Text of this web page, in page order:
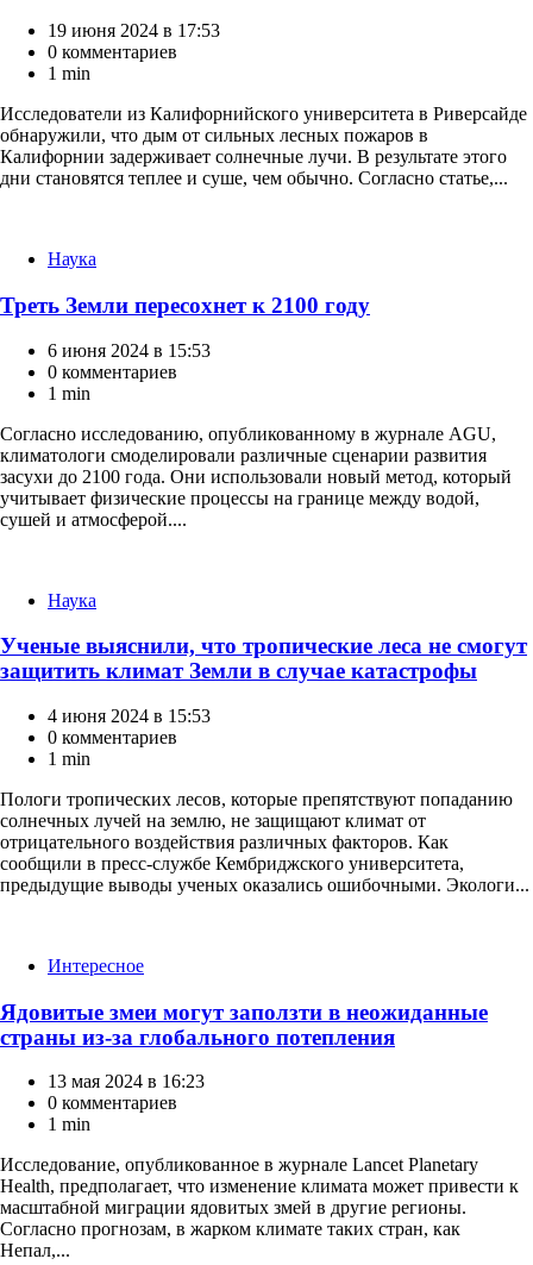
19 июня 2024 в 17:53
0 комментариев
1 min
Исследователи из Калифорнийского университета в Риверсайде
обнаружили, что дым от сильных лесных пожаров в
Калифорнии задерживает солнечные лучи. В результате этого
дни становятся теплее и суше, чем обычно. Согласно статье,...
Категории
Наука
Треть Земли пересохнет к 2100 году
6 июня 2024 в 15:53
0 комментариев
1 min
Согласно исследованию, опубликованному в журнале AGU,
климатологи смоделировали различные сценарии развития
засухи до 2100 года. Они использовали новый метод, который
учитывает физические процессы на границе между водой,
сушей и атмосферой....
Категории
Наука
Ученые выяснили, что тропические леса не смогут
защитить климат Земли в случае катастрофы
4 июня 2024 в 15:53
0 комментариев
1 min
Пологи тропических лесов, которые препятствуют попаданию
солнечных лучей на землю, не защищают климат от
отрицательного воздействия различных факторов. Как
сообщили в пресс-службе Кембриджского университета,
предыдущие выводы ученых оказались ошибочными. Экологи...
КатегорииИнтересное
Ядовитые змеи могут заползти в неожиданные
страны из-за глобального потепления
13 мая 2024 в 16:23
0 комментариев
1 min
Исследование, опубликованное в журнале Lancet Planetary
Health, предполагает, что изменение климата может привести к
масштабной миграции ядовитых змей в другие регионы.
Согласно прогнозам, в жарком климате таких стран, как
Непал,...